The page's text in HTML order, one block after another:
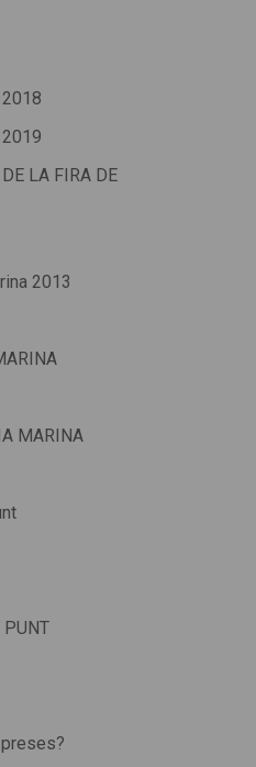
LA FIRA DE
2013
MARINA
PUNT